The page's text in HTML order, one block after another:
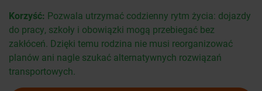
Korzyść: Pozwala utrzymać codzienny rytm życia: dojazdy
do pracy, szkoły i obowiązki mogą przebiegać bez
zakłóceń. Dzięki temu rodzina nie musi reorganizować
planów ani nagle szukać alternatywnych rozwiązań
transportowych.